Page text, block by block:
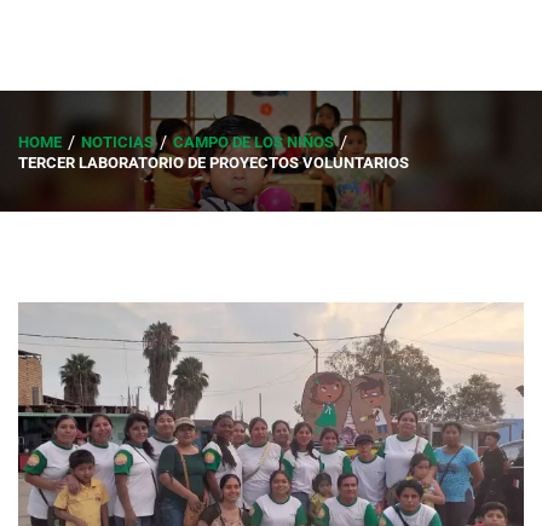
HOME NOTICIAS
CAMPO DE LOS NIÑOS
TERCER LABORATORIO DE PROYECTOS VOLUNTARIOS